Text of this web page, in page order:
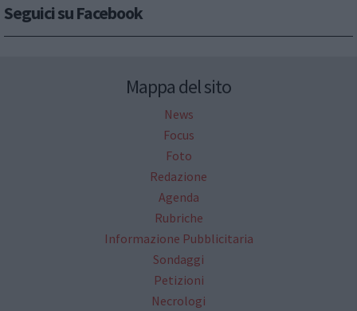
Seguici su Facebook
Mappa del sito
News
Focus
Foto
Redazione
Agenda
Rubriche
Informazione Pubblicitaria
Sondaggi
Petizioni
Necrologi